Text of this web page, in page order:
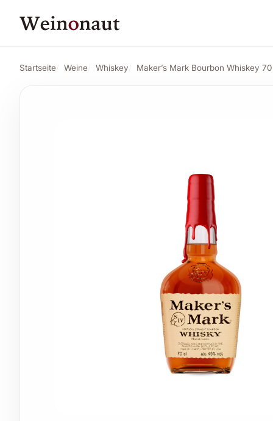
Startseite Weine Whiskey Maker’s Mark Bourbon Whiskey